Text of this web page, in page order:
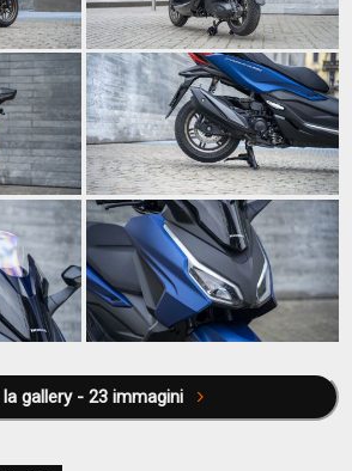
Tutta la gallery - 23 immagini